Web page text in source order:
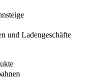
und Ladengeschäfte